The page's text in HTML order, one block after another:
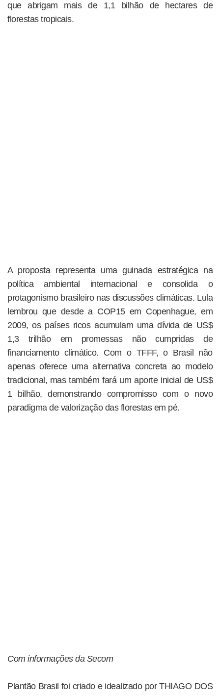
que abrigam mais de 1,1 bilhão de hectares de
florestas tropicais.
A proposta representa uma guinada estratégica na
política ambiental internacional e consolida o
protagonismo brasileiro nas discussões climáticas. Lula
lembrou que desde a COP15 em Copenhague, em
2009, os países ricos acumulam uma dívida de US$
1,3 trilhão em promessas não cumpridas de
financiamento climático. Com o TFFF, o Brasil não
apenas oferece uma alternativa concreta ao modelo
tradicional, mas também fará um aporte inicial de US$
1 bilhão, demonstrando compromisso com o novo
paradigma de valorização das florestas em pé.
Com informações da Secom
Plantão Brasil foi criado e idealizado por THIAGO DOS